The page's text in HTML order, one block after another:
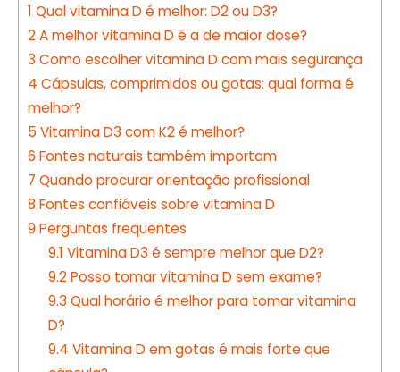
1 Qual vitamina D é melhor: D2 ou D3?
2A melhor vitamina D é a de maior dose?
3 Como escolher vitamina D com mais segurança
4 Cápsulas, comprimidos ou gotas: qual forma é
melhor?
5 Vitamina D3 com K2 é melhor?
6 Fontes naturais também importam
7 Quando procurar orientação profissional
8 Fontes confiáveis sobre vitamina D
9 Perguntas frequentes
9.1 Vitamina D3 é sempre melhor que D2?
9.2Posso tomar vitamina D sem exame?
9.3 Qual horário é melhor para tomar vitamina
D?
9.4 Vitamina D em gotas é mais forte que